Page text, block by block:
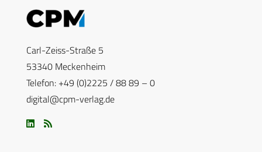
Carl-Zeiss-Straße 5
53340 Meckenheim
Telefon: +49 (0)2225 / 88 89 – 0
digital@cpm-verlag.de